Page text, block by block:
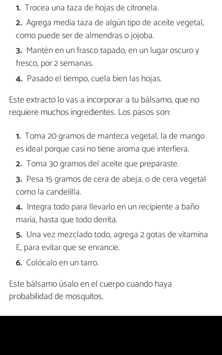
Trocea una taza de hojas de citronela.
Agrega media taza de algún tipo de aceite vegetal,
como puede ser de almendras o jojoba.
Mantén en un frasco tapado, en un lugar oscuro y
fresco, por 2 semanas.
Pasado el tiempo, cuela bien las hojas.
Este extracto lo vas a incorporar a tu bálsamo, que no
requiere muchos ingredientes. Los pasos son:
Toma 20 gramos de manteca vegetal, la de mango
es ideal porque casi no tiene aroma que interfiera.
Toma 30 gramos del aceite que preparaste.
Pesa 15 gramos de cera de abeja, o de cera vegetal
como la candelilla.
Integra todo para llevarlo en un recipiente a baño
maría, hasta que todo derrita.
Una vez mezclado todo, agrega 2 gotas de vitamina
E, para evitar que se enrancie.
Colócalo en un tarro.
Este bálsamo úsalo en el cuerpo cuando haya
probabilidad de mosquitos.